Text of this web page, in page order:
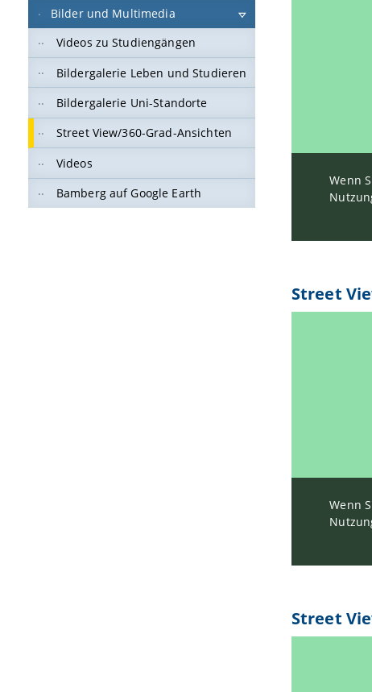
Bilder und Multimedia
Videos zu Studiengängen
Bildergalerie Leben und Studieren
Bildergalerie Uni-Standorte
Street View/360-Grad-Ansichten
Videos
Bamberg auf Google Earth
Wenn
Street
Wenn
Street